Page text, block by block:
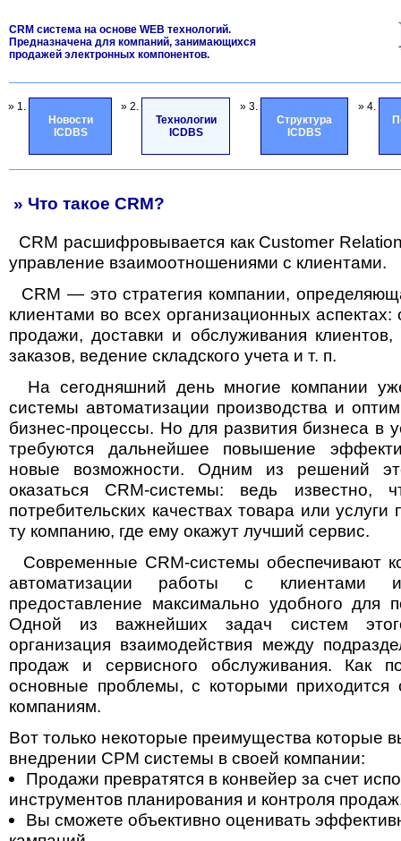
CRM система на основе WEB технологий.
Предназначена для компаний, занимающихся
продажей электронных компонентов.
» 1.
Новости
ICDBS
» 2.
Технологии
ICDBS
» 3.
Структура
ICDBS
» 4.
» Что такое CRM?
СRM расшифровывается как Customer
управление взаимоотношениями с клиентами.
CRM — это стратегия компании,
клиентами во всех организационных аспектах:
продажи, доставки и обслуживания клиентов,
заказов, ведение складского учета и т. п.
На сегодняшний день многие компании
системы автоматизации производства и
бизнес-процессы. Но для развития бизнеса в
требуются дальнейшее повышение
новые возможности. Одним из решений
оказаться CRM-системы: ведь известно,
потребительских качествах товара или услуги
ту компанию, где ему окажут лучший сервис.
Современные CRM-системы обеспечивают
автоматизации работы с клиентами
предоставление максимально удобного для
Одной из важнейших задач систем
организация взаимодействия между
продаж и сервисного обслуживания. Как
основные проблемы, с которыми приходится
компаниям.
Вот только некоторые преимущества которые
внедрении СРМ системы в своей компании:
Продажи превратятся в конвейер за счет
инструментов планирования и контроля
Вы сможете объективно оценивать